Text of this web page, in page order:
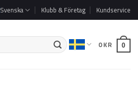
Svenska Klubb & Företag Kundservice
0KR 0